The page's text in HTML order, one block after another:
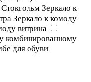
Зеркало к
Зеркало к комоду
витрина
комбинированному
для обуви